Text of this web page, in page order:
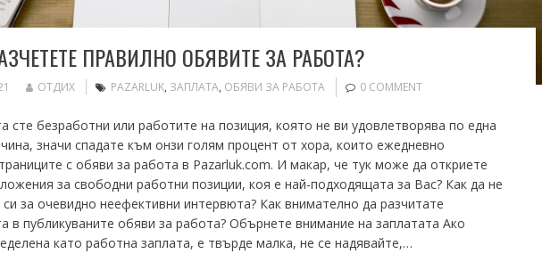
ПРАВИЛНО ОБЯВИТЕ ЗА РАБОТА?
ОТДИХ PAZARLUK, ЗАПЛАТА, ОБЯВИ ЗА РАБОТА 0 COMMENT
сте безработни или работите на позиция, която не ви удовлетворява по една
значи спадате към онзи голям процент от хора, които ежедневно
с обяви за работа в Pazarluk.com. И макар, че тук може да откриете
за свободни работни позиции, коя е най-подходящата за Вас? Как да не
за очевидно неефективни интервюта? Как внимателно да разчитате
в публикуваните обяви за работа? Обърнете внимание на заплатата Ако
като работна заплата, е твърде малка, не се надявайте,…